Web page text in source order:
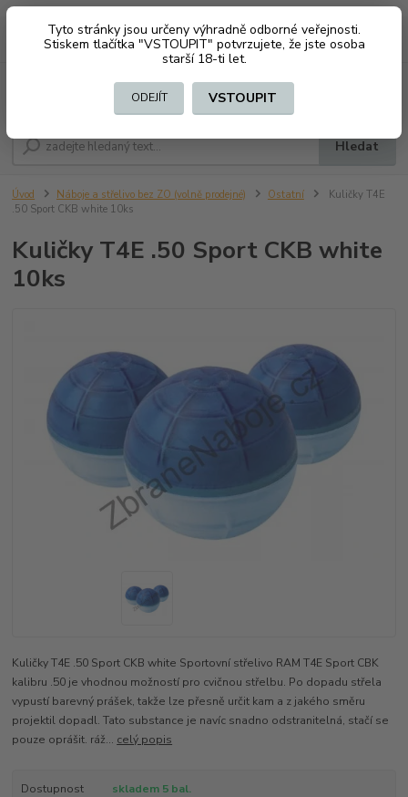
Tyto stránky jsou určeny výhradně odborné veřejnosti.
Stiskem tlačítka "VSTOUPIT" potvrzujete, že jste osoba
starší 18-ti let.
ODEJÍT VSTOUPIT
CZK
Hledat
+420 603794370 za0 Kč
Úvod Náboje a střelivo bez ZO (volně prodejné) Ostatní
Kuličky T4E
.50 Sport CKB white 10ks
Kuličky T4E .50 Sport CKB white
10ks
Kuličky T4E .50 Sport CKB white Sportovní střelivo RAM T4E Sport CBK
kalibru .50 je vhodnou možností pro cvičnou střelbu. Po dopadu střela
vypustí barevný prášek, takže lze přesně určit kam a z jakého směru
projektil dopadl. Tato substance je navíc snadno odstranitelná, stačí se
pouze oprášit. ráž... celý popis
Dostupnost skladem 5 bal.